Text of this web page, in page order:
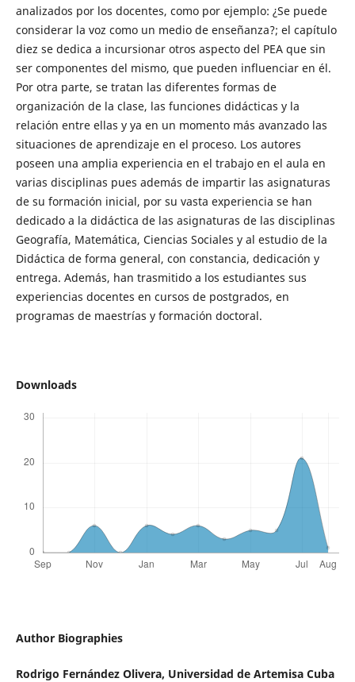
analizados por los docentes, como por ejemplo: ¿Se puede
considerar la voz como un medio de enseñanza?; el capítulo
diez se dedica a incursionar otros aspecto del PEA que sin
ser componentes del mismo, que pueden influenciar en él.
Por otra parte, se tratan las diferentes formas de
organización de la clase, las funciones didácticas y la
relación entre ellas y ya en un momento más avanzado las
situaciones de aprendizaje en el proceso. Los autores
poseen una amplia experiencia en el trabajo en el aula en
varias disciplinas pues además de impartir las asignaturas
de su formación inicial, por su vasta experiencia se han
dedicado a la didáctica de las asignaturas de las disciplinas
Geografía, Matemática, Ciencias Sociales y al estudio de la
Didáctica de forma general, con constancia, dedicación y
entrega. Además, han trasmitido a los estudiantes sus
experiencias docentes en cursos de postgrados, en
programas de maestrías y formación doctoral.
Downloads
Author Biographies
Rodrigo Fernández Olivera, Universidad de Artemisa Cuba